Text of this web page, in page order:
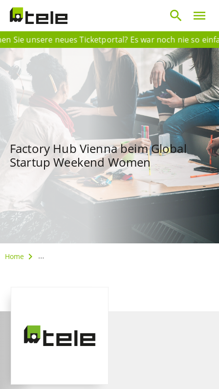
unsere neues Ticketportal? Es war noch nie so
menu
search
Factory Hub Vienna beim Global
Startup Weekend Women
Home Factory Hub Vienna beim Global Startup Weekend